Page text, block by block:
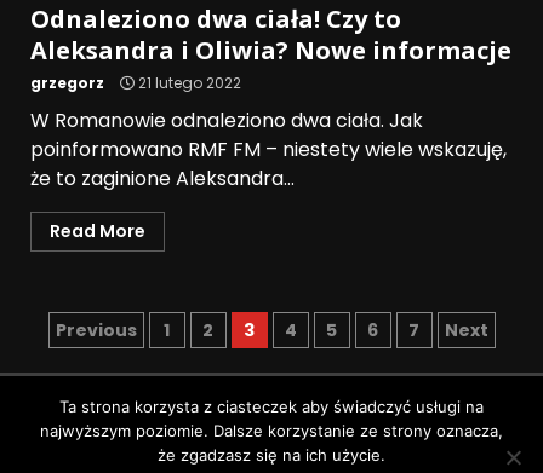
Odnaleziono dwa ciała! Czy to
Aleksandra i Oliwia? Nowe informacje
grzegorz 21 lutego 2022
W Romanowie odnaleziono dwa ciała. Jak
poinformowano RMF FM – niestety wiele wskazuję,
że to zaginione Aleksandra...
Read More
Previous 1 2 3 4 5 6 7 Next
Polityka prywatności
Wszystkie prawa zastrzeżone © Pruszków News
Ta strona korzysta z ciasteczek aby świadczyć usługi na
najwyższym poziomie. Dalsze korzystanie ze strony oznacza,
że zgadzasz się na ich użycie.